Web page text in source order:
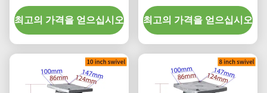
딱딱한 회전형 9510-86A
최고의 가격을 얻으십시오
로드 딱딱한 회전 브레이
크 타입 9310-86A
최고의 가격을 얻으십시오